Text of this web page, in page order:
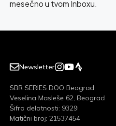
mesečno u tvom Inboxu.
Newsletter
SBR SERIES DOO Beograd
Veselina Masleše 62, Beograd
Šifra delatnosti: 9329
Matični broj: 21537454